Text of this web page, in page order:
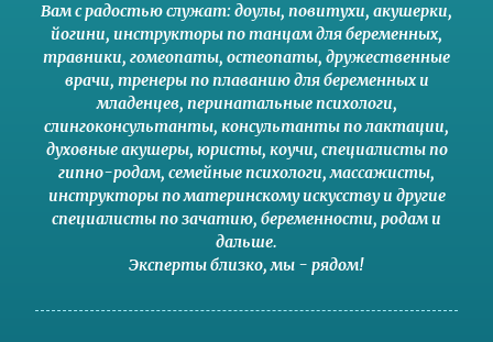
Вам с радостью служат:доулы, повитухи, акушерки,
йогини, инструкторы по танцам для беременных,
травники, гомеопаты, остеопаты, дружественные
врачи, тренеры по плаванию для беременных и
младенцев, перинатальные психологи,
слингоконсультанты, консультанты по лактации,
духовные акушеры, юристы, коучи, специалисты по
гипно-родам, семейные психологи,массажисты,
инструкторы по материнскому искусствуи другие
специалисты по зачатию, беременности, родами
дальше.
Эксперты близко,мы - рядом!